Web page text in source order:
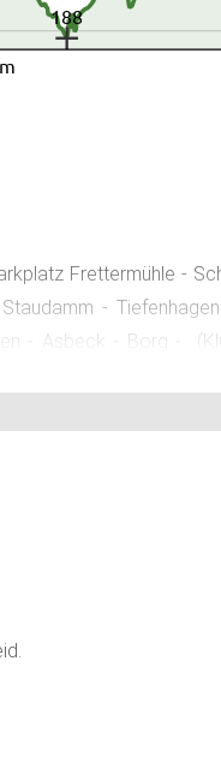
188
Frettermühle -
-
- Asbeck - Borg -